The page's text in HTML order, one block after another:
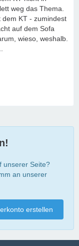
weg das Thema.
KT - zumindest
auf dem Sofa
wieso, weshalb.
unserer Seite?
an unserer
erstellen